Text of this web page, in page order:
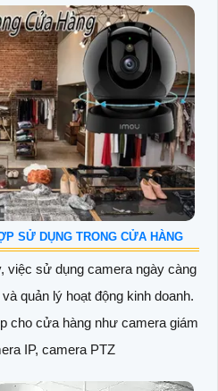
SỬ DỤNG TRONG CỬA HÀNG
việc sử dụng camera ngày càng
quản lý hoạt động kinh doanh.
cho cửa hàng như camera giám
IP, camera PTZ